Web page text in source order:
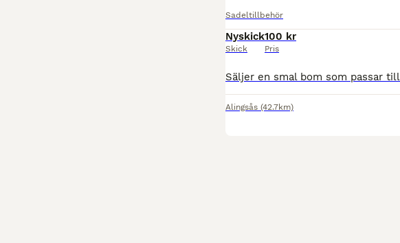
Sadeltillbehör
Nyskick
Skick
100 kr
Pris
Alingsås (42.7km)